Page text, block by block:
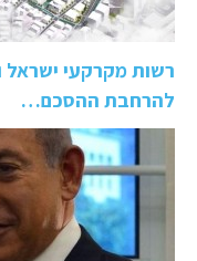
רשות מקרקעי ישראל
להרחבת ההסכם…